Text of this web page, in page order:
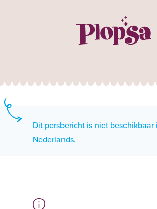
Dit persbericht is niet beschikbaar
Nederlands.